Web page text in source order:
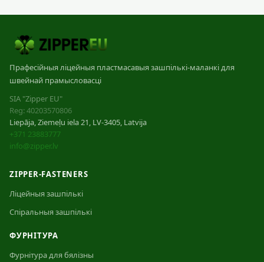
Прафесійныя ліцейныя пластмасавыя зашпількі-маланкі для
швейнай прамысловасці
SIA "Zipper EU"
Reg: 40203570806
Liepāja, Ziemeļu iela 21, LV-3405, Latvija
+371 23883777
info@zipper.lv
ZIPPER-FASTENERS
Ліцейныя зашпількі
Спіральныя зашпількі
ФУРНІТУРА
Фурнітура для бялізны